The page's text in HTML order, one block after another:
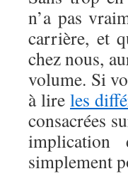
n’a pas
carrière, et
chez nous,
volume. Si
à lire les
consacrées
simplement